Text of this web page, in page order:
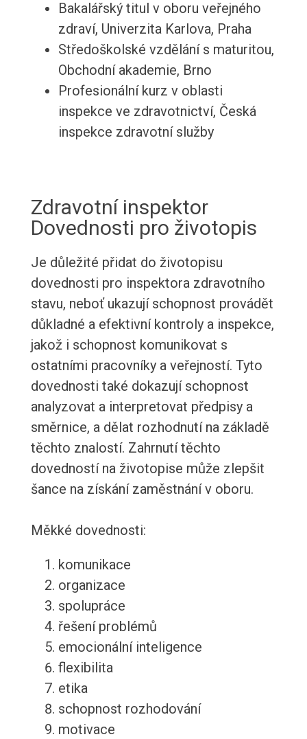
Bakalářský titul v oboru veřejného
zdraví, Univerzita Karlova, Praha
Středoškolské vzdělání s maturitou,
Obchodní akademie, Brno
Profesionální kurz v oblasti
inspekce ve zdravotnictví, Česká
inspekce zdravotní služby
Zdravotní inspektor
Dovednosti pro životopis
Je důležité přidat do životopisu
dovednosti pro inspektora zdravotního
stavu, neboť ukazují schopnost provádět
důkladné a efektivní kontroly a inspekce,
jakož i schopnost komunikovat s
ostatními pracovníky a veřejností. Tyto
dovednosti také dokazují schopnost
analyzovat a interpretovat předpisy a
směrnice, a dělat rozhodnutí na základě
těchto znalostí. Zahrnutí těchto
dovedností na životopise může zlepšit
šance na získání zaměstnání v oboru.
Měkké dovednosti:
komunikace
organizace
spolupráce
řešení problémů
emocionální inteligence
flexibilita
etika
schopnost rozhodování
motivace